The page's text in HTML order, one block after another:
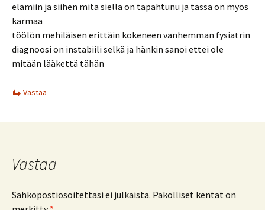
elämiin ja siihen mitä siellä on tapahtunu ja tässä on myös
karmaa
töölön mehiläisen erittäin kokeneen vanhemman fysiatrin
diagnoosi on instabiili selkä ja hänkin sanoi ettei ole
mitään lääkettä tähän
Vastaa
Vastaa
Sähköpostiosoitettasi ei julkaista. Pakolliset kentät on